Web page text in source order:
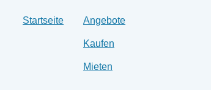
Startseite Angebote
Kaufen
Mieten